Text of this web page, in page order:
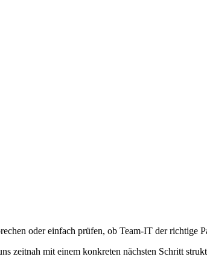
oder einfach prüfen, ob Team-IT der richtige
zeitnah mit einem konkreten nächsten Schritt